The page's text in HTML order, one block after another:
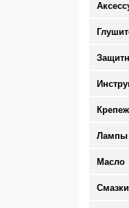
Крепеж
Лампы
Масло
Смазки